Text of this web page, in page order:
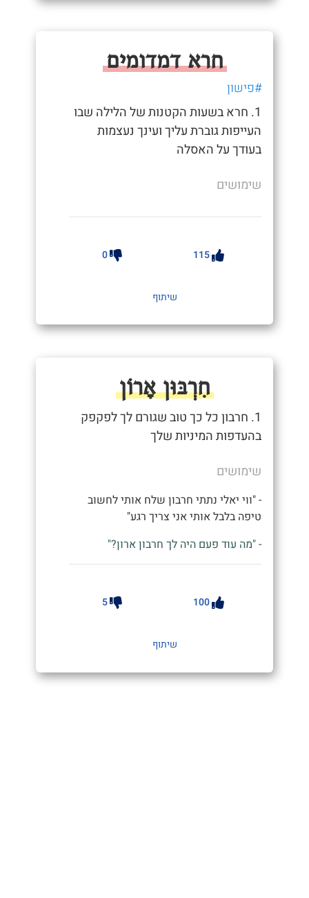
חרא דמדומים
#פישון
1. חרא בשעות הקטנות של הלילה שבו
העייפות גוברת עליך ועינך נעצמות
בעודך על האסלה
שימושים
115
0
שיתוף
חִרְבּוּן אָרוֹן
1. חרבון כל כך טוב שגורם לך לפקפק
בהעדפות המיניות שלך
שימושים
- "ווי יאלי נתתי חרבון שלח אותי לחשוב
טיפה בלבל אותי אני צריך רגע"
- "מה עוד פעם היה לך חרבון ארון?"
100
5
שיתוף